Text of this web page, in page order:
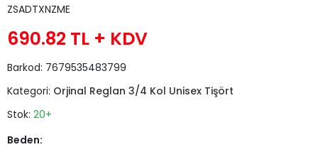
ZSADTXNZME
690.82 TL + KDV
Barkod: 7679535483799
Kategori: Orjinal Reglan 3/4 Kol Unisex Tişört
Stok: 20+
Beden: